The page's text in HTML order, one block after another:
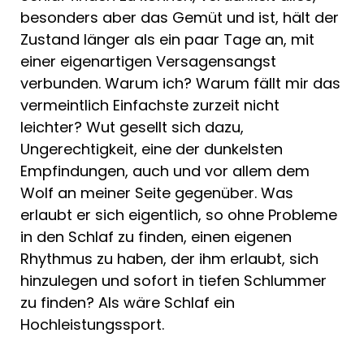
besonders aber das Gemüt und ist, hält der
Zustand länger als ein paar Tage an, mit
einer eigenartigen Versagensangst
verbunden. Warum ich? Warum fällt mir das
vermeintlich Einfachste zurzeit nicht
leichter? Wut gesellt sich dazu,
Ungerechtigkeit, eine der dunkelsten
Empfindungen, auch und vor allem dem
Wolf an meiner Seite gegenüber. Was
erlaubt er sich eigentlich, so ohne Probleme
in den Schlaf zu finden, einen eigenen
Rhythmus zu haben, der ihm erlaubt, sich
hinzulegen und sofort in tiefen Schlummer
zu finden? Als wäre Schlaf ein
Hochleistungssport.